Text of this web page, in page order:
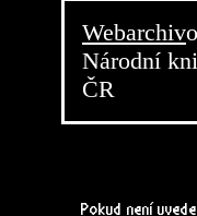
Webarchiv
Národní
ČR
Pokud není